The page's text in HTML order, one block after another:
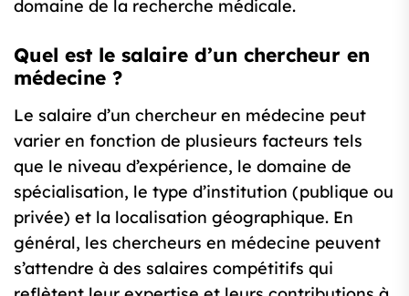
domaine de la recherche médicale.
Quel est le salaire d’un chercheur en
médecine ?
Le salaire d’un chercheur en médecine peut
varier en fonction de plusieurs facteurs tels
que le niveau d’expérience, le domaine de
spécialisation, le type d’institution (publique ou
privée) et la localisation géographique. En
général, les chercheurs en médecine peuvent
s’attendre à des salaires compétitifs qui